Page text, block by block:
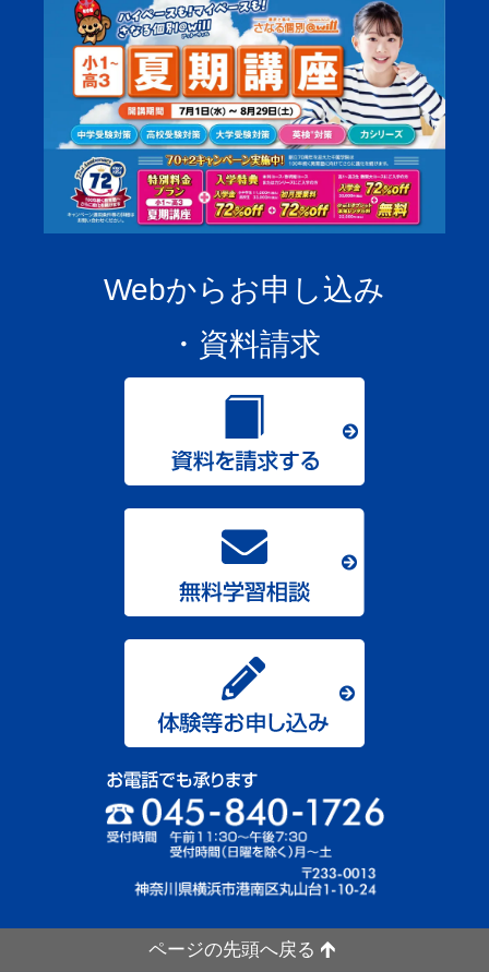
Webからお申し込み
・資料請求
ページの先頭へ戻る